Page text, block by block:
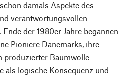
damals Aspekte des
verantwortungsvollen
der 1980er Jahre begannen
Pioniere Dänemarks, ihre
produzierter Baumwolle
als logische Konsequenz und